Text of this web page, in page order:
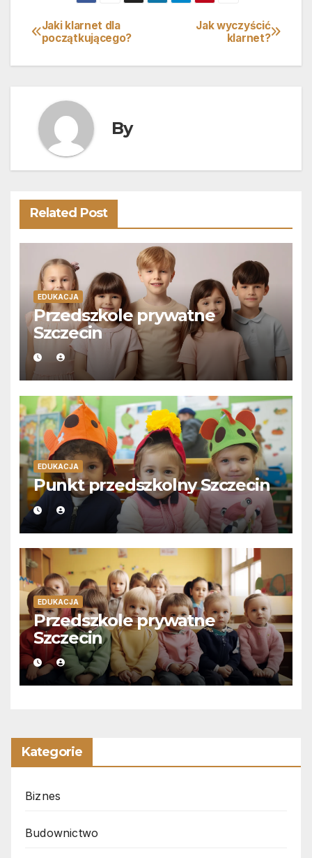
Nawigacja
wpisu
Jak wyczyścić
klarnet?
Jaki klarnet dla
początkującego?
By
Related Post
EDUKACJA
Przedszkole prywatne
Szczecin
EDUKACJA
Punkt przedszkolny Szczecin
EDUKACJA
Przedszkole prywatne
Szczecin
Kategorie
Biznes
Budownictwo